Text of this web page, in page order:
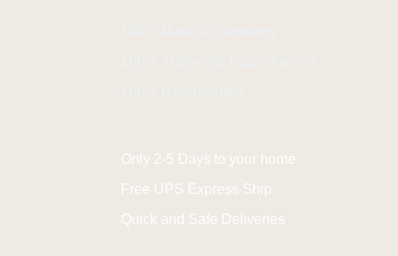
Only 2-5 Days to your home
Free UPS Express Ship
Quick and Safe Deliveries